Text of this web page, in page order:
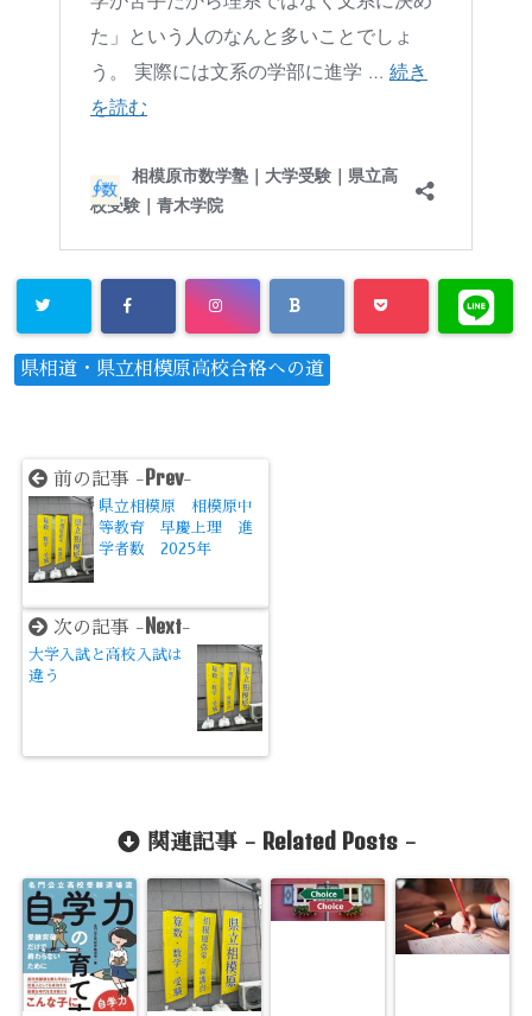
県相道・県立相模原高校合格への道
前の記事 - Prev-
県立相模原 相模原中
等教育 早慶上理 進
学者数 2025年
次の記事 - Next-
大学入試と高校入試は
違う
関連記事 - Related Posts-